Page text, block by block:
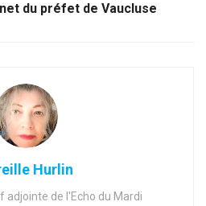
du préfet de Vaucluse
Hurlin
adjointe de l'Echo du Mardi